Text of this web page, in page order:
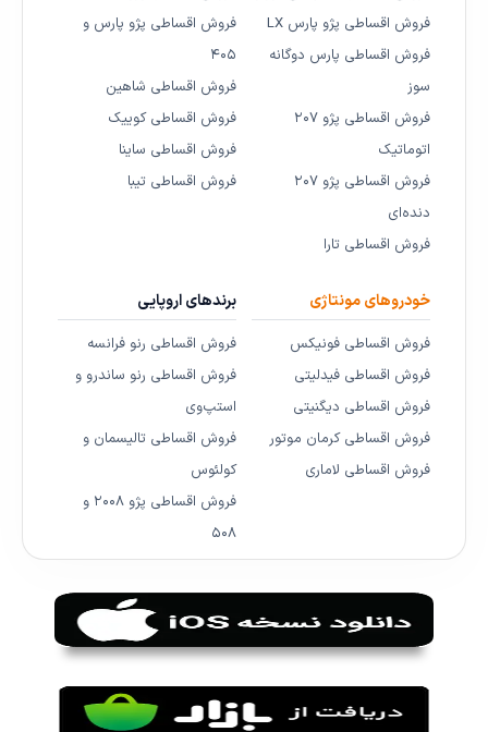
فروش اقساطی پژو پارس LX
فروش اقساطی پارس دوگانه
سوز
فروش اقساطی پژو ۲۰۷
اتوماتیک
فروش اقساطی پژو ۲۰۷
دنده‌ای
فروش اقساطی تارا
فروش اقساطی پژو پارس و
۴۰۵
فروش اقساطی شاهین
فروش اقساطی کوییک
فروش اقساطی ساینا
فروش اقساطی تیبا
خودروهای مونتاژی
فروش اقساطی فونیکس
فروش اقساطی فیدلیتی
فروش اقساطی دیگنیتی
فروش اقساطی کرمان موتور
فروش اقساطی لاماری
برندهای اروپایی
فروش اقساطی رنو فرانسه
فروش اقساطی رنو ساندرو و
استپ‌وی
فروش اقساطی تالیسمان و
کولئوس
فروش اقساطی پژو ۲۰۰۸ و
۵۰۸